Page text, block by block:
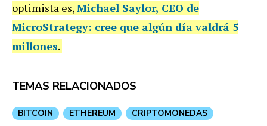
optimista es,Michael Saylor, CEO de
MicroStrategy: cree que algún día valdrá 5
millones.
TEMAS RELACIONADOS
BITCOIN ETHEREUM
CRIPTOMONEDAS